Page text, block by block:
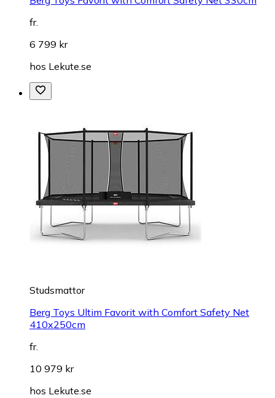
fr.
6 799 kr
hos Lekute.se
Studsmattor
Berg Toys Ultim Favorit with Comfort Safety Net
410x250cm
fr.
10 979 kr
hos Lekute.se